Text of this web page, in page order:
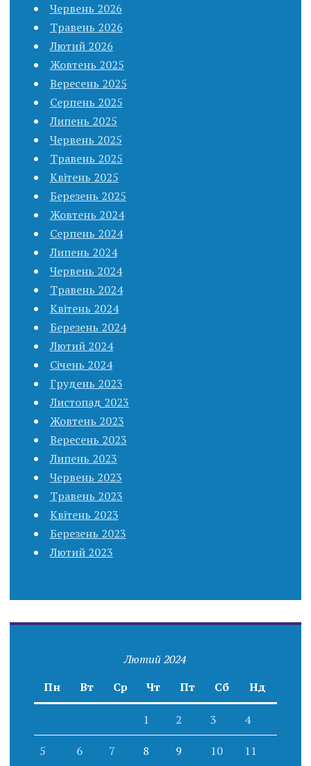
Червень 2026
Травень 2026
Лютий 2026
Жовтень 2025
Вересень 2025
Серпень 2025
Липень 2025
Червень 2025
Травень 2025
Квітень 2025
Березень 2025
Жовтень 2024
Серпень 2024
Липень 2024
Червень 2024
Травень 2024
Квітень 2024
Березень 2024
Лютий 2024
Січень 2024
Грудень 2023
Листопад 2023
Жовтень 2023
Вересень 2023
Липень 2023
Червень 2023
Травень 2023
Квітень 2023
Березень 2023
Лютий 2023
Лютий 2024
Пн
Вт Ср Чт Пт Сб Нд
1 2 3 4
5 6 7 8 9 10 11